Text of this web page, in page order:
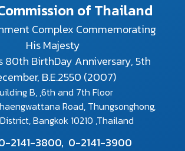
of Thailand
Complex Commemorating
His Majesty
80th BirthDay Anniversary, 5th
B.E.2550 (2007)
B, ,6th and 7th Floor
Road, Thungsonghong,
Bangkok 10210 ,Thailand
2141-3800, 0-2141-3900